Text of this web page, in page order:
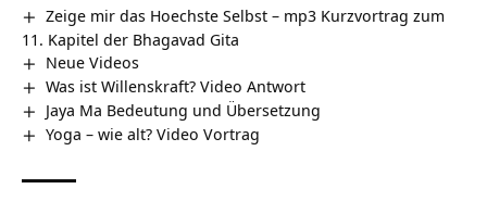
Zeige mir das Hoechste Selbst – mp3 Kurzvortrag zum
11. Kapitel der Bhagavad Gita
Neue Videos
Was ist Willenskraft? Video Antwort
Jaya Ma Bedeutung und Übersetzung
Yoga – wie alt? Video Vortrag